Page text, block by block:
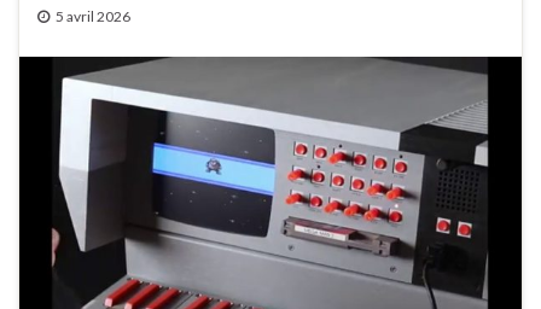
5 avril 2026